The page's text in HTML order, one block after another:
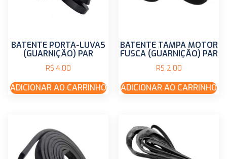
BATENTE PORTA-LUVAS
(GUARNIÇÃO) PAR
R$ 4,00
ADICIONAR AO CARRINHO
BATENTE TAMPA MOTOR
FUSCA (GUARNIÇÃO) PAR
R$ 2,00
ADICIONAR AO CARRINHO